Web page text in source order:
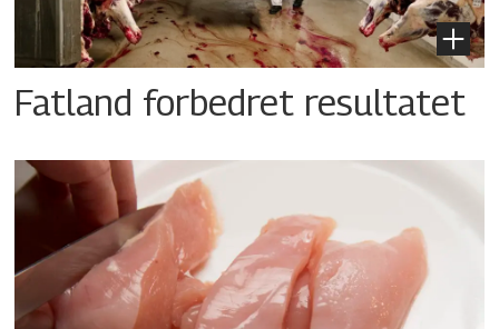
Fatland forbedret resultatet